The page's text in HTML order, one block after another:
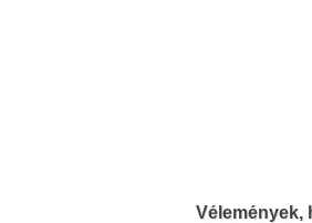
Vélemények,